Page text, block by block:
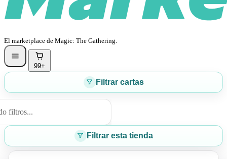
El marketplace de Magic: The Gathering.
99+
Filtrar cartas
filtros...
Filtrar esta tienda